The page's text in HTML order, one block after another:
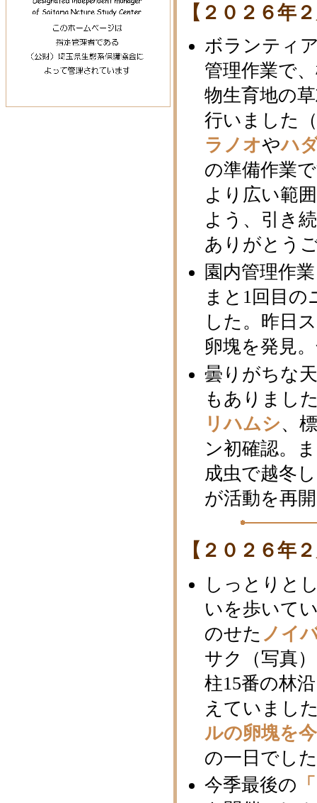
【２０２６年
ボランティ
管理作業で
物生育地の
行いました
ラノオやハ
の準備作業
より広い範
よう、引き
ありがとう
園内管理作
まと1回目
した。昨日
卵塊を発見
曇りがちな
もありまし
リハムシ、
ン初確認。
成虫で越冬
が活動を再
【２０２６年
しっとりと
いを歩いて
のせた ノイ
サク（写真
柱15番の林
えていまし
ルの卵塊を
の一日でし
今季最後の